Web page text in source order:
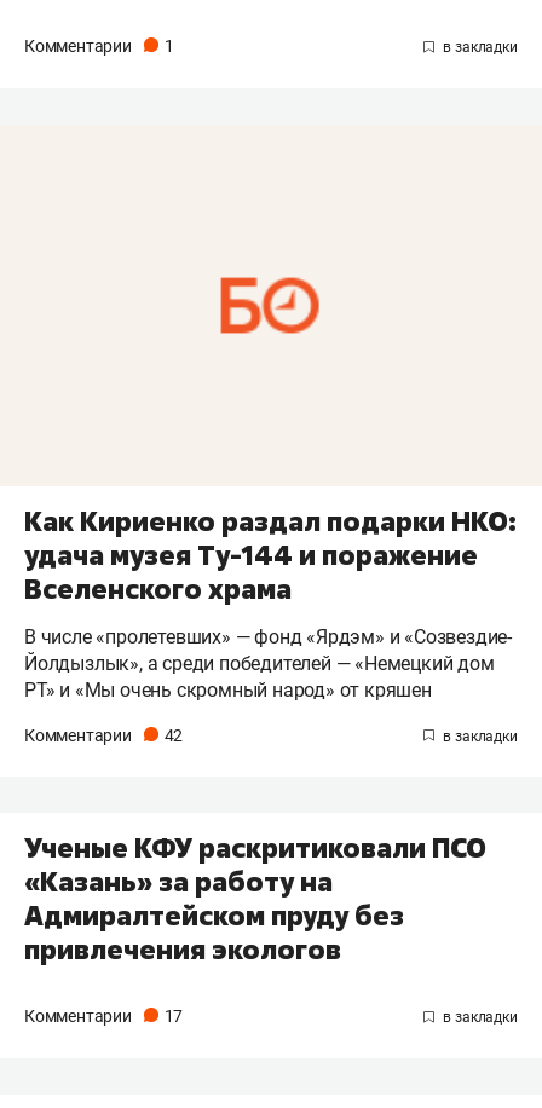
Комментарии 1
Как Кириенко раздал подарки НКО:
удача музея Ту-144 и поражение
Вселенского храма
В числе «пролетевших» — фонд «Ярдэм» и «Созвездие-
Йолдызлык», а среди победителей — «Немецкий дом
РТ» и «Мы очень скромный народ» от кряшен
Комментарии 42
Ученые КФУ раскритиковали ПСО
«Казань» за работу на
Адмиралтейском пруду без
привлечения экологов
Комментарии 17